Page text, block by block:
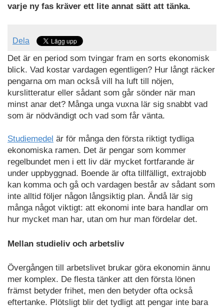
varje ny fas kräver ett lite annat sätt att tänka.
Dela
Det är en period som tvingar fram en sorts ekonomisk
blick. Vad kostar vardagen egentligen? Hur långt räcker
pengarna om man också vill ha luft till nöjen,
kurslitteratur eller sådant som går sönder när man
minst anar det? Många unga vuxna lär sig snabbt vad
som är nödvändigt och vad som får vänta.
Studiemedel är för många den första riktigt tydliga
ekonomiska ramen. Det är pengar som kommer
regelbundet men i ett liv där mycket fortfarande är
under uppbyggnad. Boende är ofta tillfälligt, extrajobb
kan komma och gå och vardagen består av sådant som
inte alltid följer någon långsiktig plan. Ändå lär sig
många något viktigt: att ekonomi inte bara handlar om
hur mycket man har, utan om hur man fördelar det.
Mellan studieliv och arbetsliv
Övergången till arbetslivet brukar göra ekonomin ännu
mer komplex. De flesta tänker att den första lönen
främst betyder frihet, men den betyder ofta också
eftertanke. Plötsligt blir det tydligt att pengar inte bara